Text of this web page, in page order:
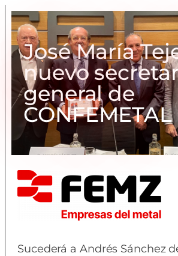
José María
nuevo
general de
CONFEMETAL
Sucederá a Andrés Sánchez